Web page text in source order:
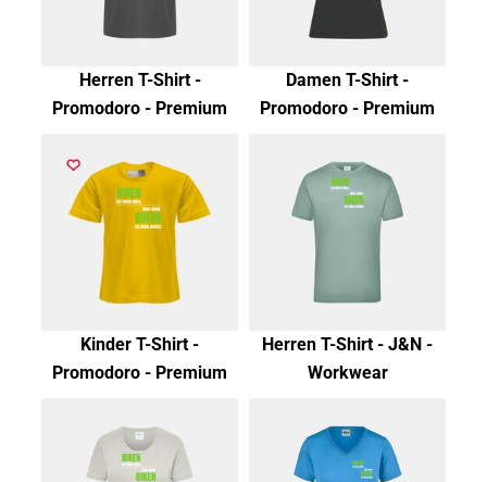
Herren T-Shirt -
Promodoro - Premium
Damen T-Shirt -
Promodoro - Premium
Kinder T-Shirt -
Promodoro - Premium
Herren T-Shirt - J&N -
Workwear